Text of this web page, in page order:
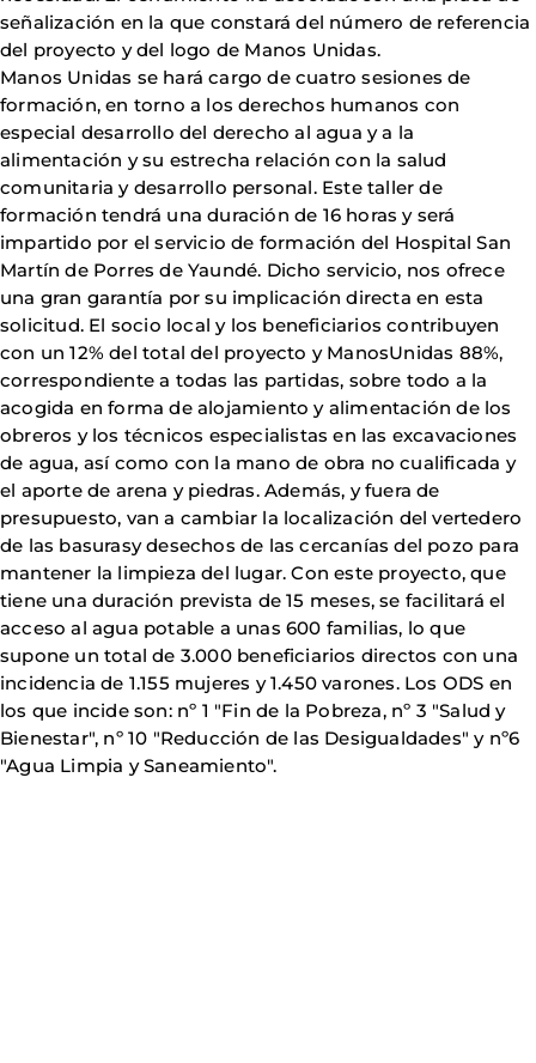
señalización en la que constará del número de referencia
del proyecto y del logo de Manos Unidas.
Manos Unidas se hará cargo de cuatro sesiones de
formación, en torno a los derechos humanos con
especial desarrollo del derecho al agua y a la
alimentación y su estrecha relación con la salud
comunitaria y desarrollo personal. Este taller de
formación tendrá una duración de 16 horas y será
impartido por el servicio de formación del Hospital San
Martín de Porres de Yaundé. Dicho servicio, nos ofrece
una gran garantía por su implicación directa en esta
solicitud. El socio local y los beneficiarios contribuyen
con un 12% del total del proyecto y ManosUnidas 88%,
correspondiente a todas las partidas, sobre todo a la
acogida en forma de alojamiento y alimentación de los
obreros y los técnicos especialistas en las excavaciones
de agua, así como con la mano de obra no cualificada y
el aporte de arena y piedras. Además, y fuera de
presupuesto, van a cambiar la localización del vertedero
de las basurasy desechos de las cercanías del pozo para
mantener la limpieza del lugar. Con este proyecto, que
tiene una duración prevista de 15 meses, se facilitará el
acceso al agua potable a unas 600 familias, lo que
supone un total de 3.000 beneficiarios directos con una
incidencia de 1.155 mujeres y 1.450 varones. Los ODS en
los que incide son: nº 1 "Fin de la Pobreza, nº 3 "Salud y
Bienestar", nº 10 "Reducción de las Desigualdades" y nº6
"Agua Limpia y Saneamiento".